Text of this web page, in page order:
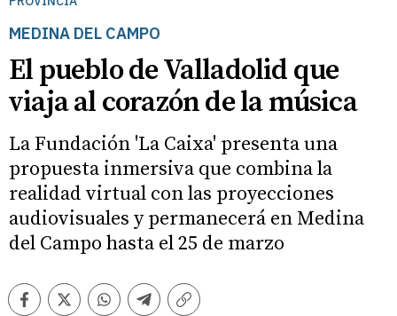
MEDINA DEL CAMPO
El pueblo de Valladolid que
viaja al corazón de la música
La Fundación 'La Caixa' presenta una
propuesta inmersiva que combina la
realidad virtual con las proyecciones
audiovisuales y permanecerá en Medina
del Campo hasta el 25 de marzo
FacebookTwitterWhatsappTelegramCopiar